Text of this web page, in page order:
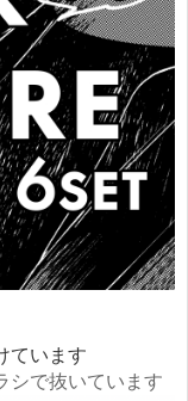
ています
シで抜いています